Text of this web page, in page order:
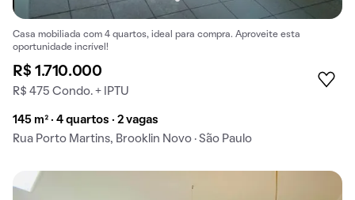
Casa mobiliada com 4 quartos, ideal para compra. Aproveite esta
oportunidade incrível!
R$ 1.710.000
R$ 475 Condo. + IPTU
145 m² · 4 quartos · 2 vagas
Rua Porto Martins, Brooklin Novo · São Paulo